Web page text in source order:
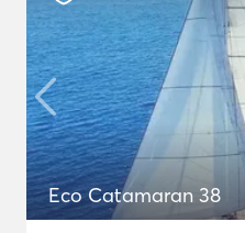
Eco Catamaran 38